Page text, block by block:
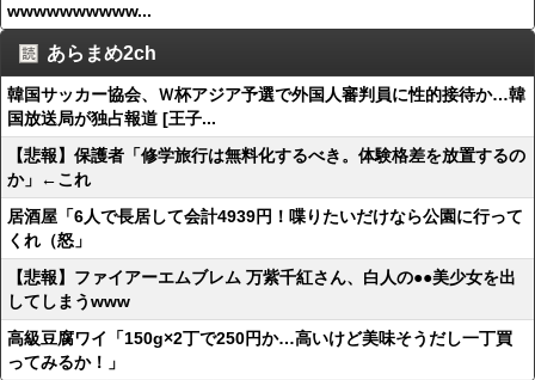
wwwwwwwwww...
あらまめ2ch
韓国サッカー協会、Ｗ杯アジア予選で外国人審判員に性的接待か…韓
国放送局が独占報道 [王子...
【悲報】保護者「修学旅行は無料化するべき。体験格差を放置するの
か」←これ
居酒屋「6人で長居して会計4939円！喋りたいだけなら公園に行って
くれ（怒」
【悲報】ファイアーエムブレム 万紫千紅さん、白人の●●美少女を出
してしまうwww
高級豆腐ワイ「150g×2丁で250円か…高いけど美味そうだし一丁買
ってみるか！」